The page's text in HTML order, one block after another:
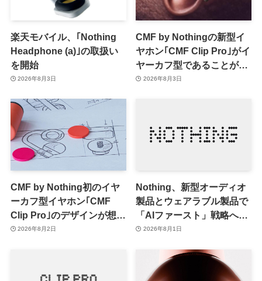
楽天モバイル、｢Nothing
Headphone (a)｣の取扱い
を開始
2026年8月3日
CMF by Nothingの新型イ
ヤホン｢CMF Clip Pro｣がイ
ヤーカフ型であることが確
認される
2026年8月3日
CMF by Nothing初のイヤ
ーカフ型イヤホン｢CMF
Clip Pro｣のデザインが想像
出来るティザー画像公開
2026年8月2日
Nothing、新型オーディオ
製品とウェアラブル製品で
「AIファースト」戦略へ移
行か ｰ 第1弾製品は8〜9月
2026年8月1日